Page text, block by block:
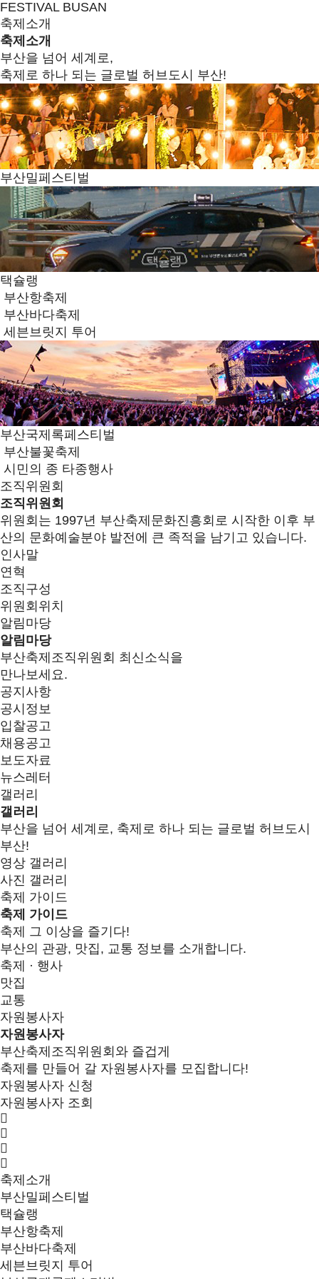
FESTIVAL BUSAN
축제소개
축제소개
부산을 넘어 세계로,
축제로 하나 되는 글로벌 허브도시 부산!
부산밀페스티벌
택슐랭
부산항축제
부산바다축제
세븐브릿지 투어
부산국제록페스티벌
부산불꽃축제
시민의 종 타종행사
조직위원회
조직위원회
위원회는 1997년 부산축제문화진흥회로 시작한 이후 부
산의 문화예술분야 발전에 큰 족적을 남기고 있습니다.
인사말
연혁
조직구성
위원회위치
알림마당
알림마당
부산축제조직위원회 최신소식을
만나보세요.
공지사항
공시정보
입찰공고
채용공고
보도자료
뉴스레터
갤러리
갤러리
부산을 넘어 세계로, 축제로 하나 되는 글로벌 허브도시
부산!
영상 갤러리
사진 갤러리
축제 가이드
축제 가이드
축제 그 이상을 즐기다!
부산의 관광, 맛집, 교통 정보를 소개합니다.
축제 · 행사
맛집
교통
자원봉사자
자원봉사자
부산축제조직위원회와 즐겁게
축제를 만들어 갈 자원봉사자를 모집합니다!
자원봉사자 신청
자원봉사자 조회
축제소개
부산밀페스티벌
택슐랭
부산항축제
부산바다축제
세븐브릿지 투어